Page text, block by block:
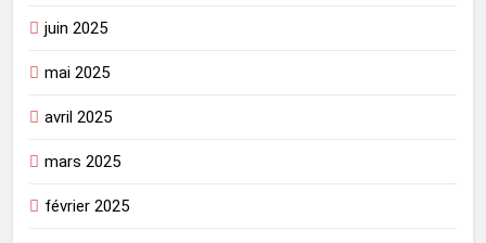
juin 2025
mai 2025
avril 2025
mars 2025
février 2025